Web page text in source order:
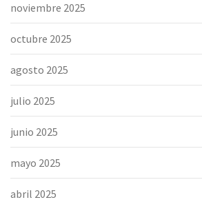
noviembre 2025
octubre 2025
agosto 2025
julio 2025
junio 2025
mayo 2025
abril 2025